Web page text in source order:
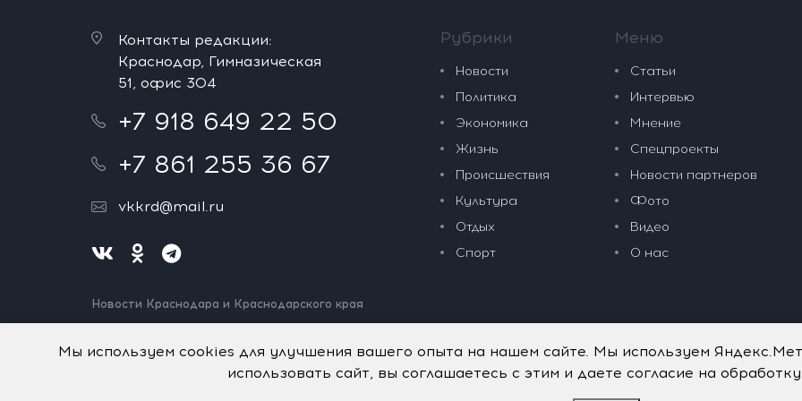
Контакты редакции:
Краснодар, Гимназическая
51, офис 304
+7 918 649 22 50
+7 861 255 36 67
vkkrd@mail.ru
Новости Краснодара и Краснодарского края
Нашли ошибку? Выделите и нажмите Ctrl+Enter.
Рубрики
Новости
Политика
Экономика
Жизнь
Происшествия
Культура
Отдых
Спорт
Меню
Статьи
Интервью
Мнение
Спецпроекты
Новости партнеров
Фото
Видео
О нас
Мы используем cookies для улучшения вашего опыта на нашем сайте. Мы используем
использовать сайт, вы соглашаетесь с этим и даете согласие на